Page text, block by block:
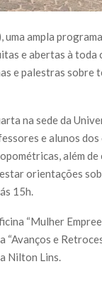
ampla
e abertas à toda
e palestras sobre
na sede da
e alunos dos
além
orientações
15h.
“Mulher
“Avanços e
Nilton Lins.